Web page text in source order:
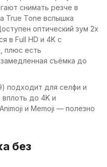
снимать резче в
True Tone вспышка
оптический зум 2x
в Full HD и 4K с
плюс есть
съёмка до
подходит для селфи и
вплоть до 4K и
и Memoji — полезно
без